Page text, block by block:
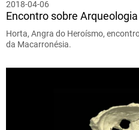
2018-04-06
Encontro sobre
Horta, Angra do Heroísmo,
da Macarronésia.